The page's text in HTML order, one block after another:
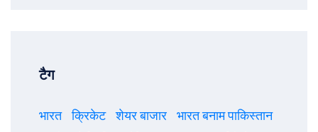
टैग
भारत क्रिकेट शेयर बाजार
भारत बनाम पाकिस्तान